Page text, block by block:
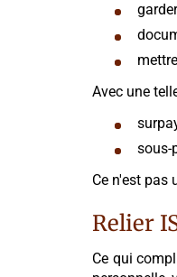
Avec une
sous-
Ce n'est pas
Relier
Ce qui